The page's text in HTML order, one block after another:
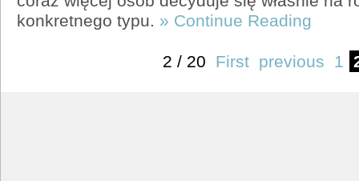
konkretnego typu. » Continue Reading
2 / 20 First previous 1